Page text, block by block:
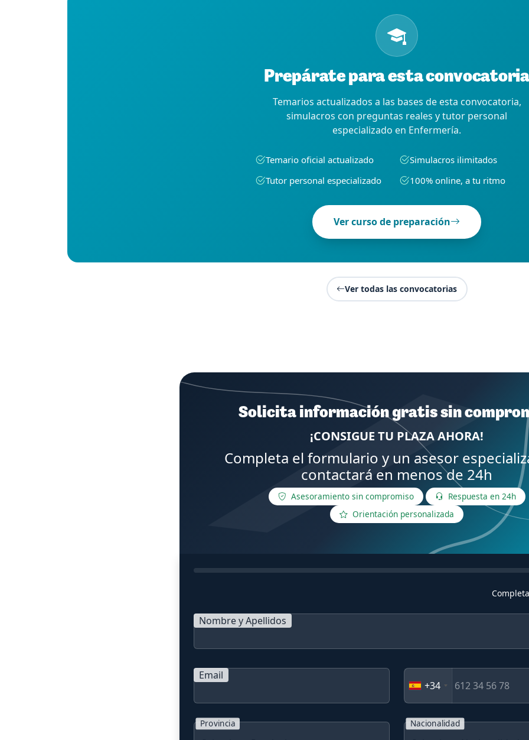
Prepárate para esta convocatoria
Temarios actualizados a las bases de esta convocatoria,
simulacros con preguntas reales y tutor personal
especializado en Enfermería.
Temario oficial actualizado
Simulacros ilimitados
Tutor personal especializado
100% online, a tu ritmo
Ver curso de preparación
Ver todas las convocatorias
Solicita información gratis sin
¡CONSIGUE TU PLAZA AHORA!
Completa el formulario y un asesor
contactará en menos de 24h
Asesoramiento sin compromiso
Respuesta en 24h
Orientación personalizada
Nombre y Apellidos
Email
+34
Provincia Nacionalidad